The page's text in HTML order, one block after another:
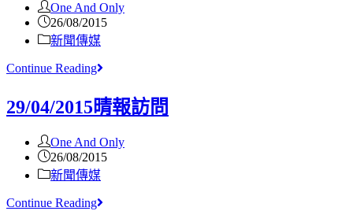
One And Only
26/08/2015
新聞傳媒
Continue Reading
29/04/2015晴報訪問
One And Only
26/08/2015
新聞傳媒
Continue Reading